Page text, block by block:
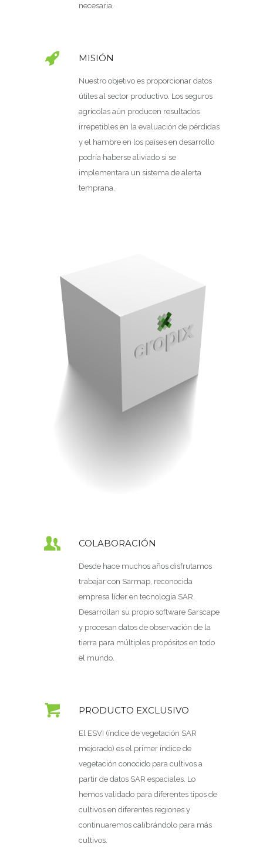
necesaria.
MISIÓN
Nuestro objetivo es proporcionar datos
útiles al sector productivo. Los seguros
agrícolas aún producen resultados
irrepetibles en la evaluación de pérdidas
y el hambre en los países en desarrollo
podría haberse aliviado si se
implementara un sistema de alerta
temprana.
COLABORACIÓN
Desde hace muchos años disfrutamos
trabajar con Sarmap, reconocida
empresa líder en tecnología SAR.
Desarrollan su propio software Sarscape
y procesan datos de observación de la
tierra para múltiples propósitos en todo
el mundo.
PRODUCTO EXCLUSIVO
El ESVI (índice de vegetación SAR
mejorado) es el primer índice de
vegetación conocido para cultivos a
partir de datos SAR espaciales. Lo
hemos validado para diferentes tipos de
cultivos en diferentes regiones y
continuaremos calibrándolo para más
cultivos.